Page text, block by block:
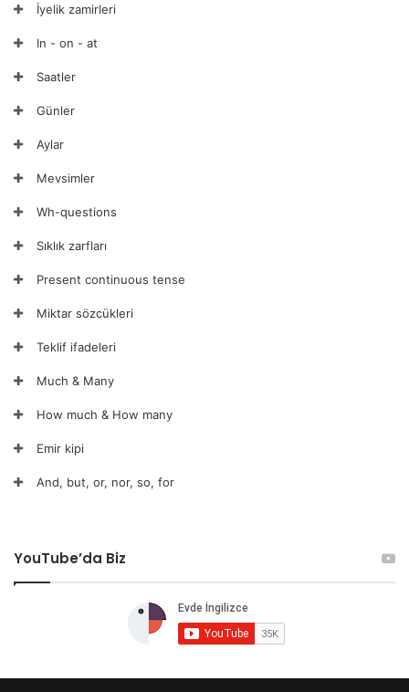
İyelik zamirleri
In - on - at
Saatler
Günler
Aylar
Mevsimler
Wh-questions
Sıklık zarfları
Present continuous tense
Miktar sözcükleri
Teklif ifadeleri
Much & Many
How much & How many
Emir kipi
And, but, or, nor, so, for
YouTube’da Biz